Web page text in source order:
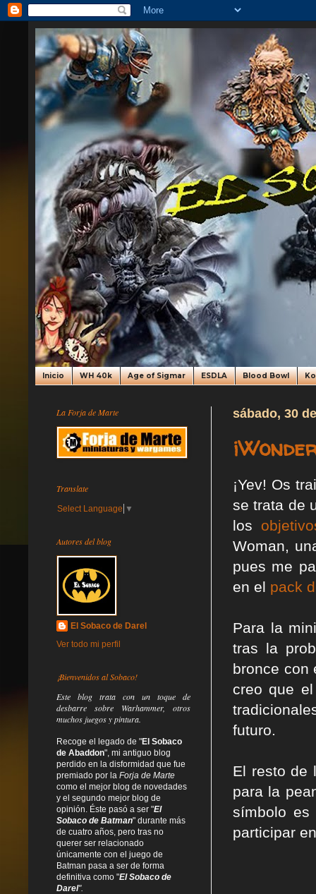
Inicio WH 40k Age of Sigmar ESDLA Blood Bowl
sábado, 30
¡Yev! Os
se trata de
los
Woman,
pues me
en el pack
Para la
tras la
bronce con
creo que
futuro.
El resto de
para la
símbolo es
participar
La Forja de Marte
Translate
Select Language ▼
Autores del blog
El Sobaco de Darel
Ver todo mi perfil
¡Bienvenidos al Sobaco!
Este blog trata con un toque de
desbarre sobre Warhammer, otros
muchos juegos y pintura.
Recoge el legado de "El Sobaco
de Abaddon", mi antiguo blog
perdido en la disformidad que fue
premiado por la Forja de Marte
como el mejor blog de novedades
y el segundo mejor blog de
opinión. Éste pasó a ser "El
Sobaco de Batman" durante más
de cuatro años, pero tras no
querer ser relacionado
únicamente con el juego de
Batman pasa a ser de forma
definitiva como "El Sobaco de
Darel".